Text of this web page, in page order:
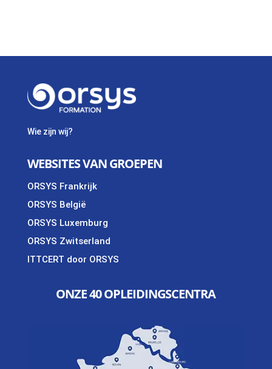
Wie zijn wij?
WEBSITES VAN GROEPEN
ORSYS Frankrijk
ORSYS België
ORSYS Luxemburg
ORSYS Zwitserland
ITTCERT door ORSYS
ONZE 40 OPLEIDINGSCENTRA